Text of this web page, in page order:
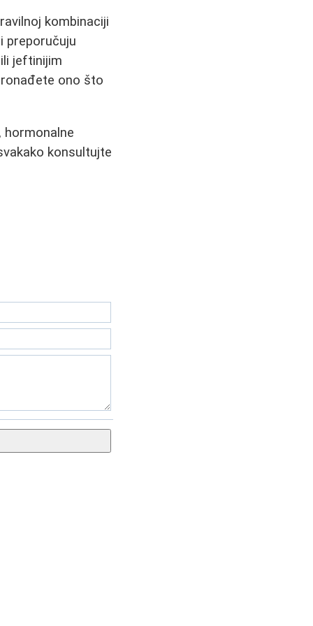
kombinaciji
preporučuju
jeftinijim
ono što
hormonalne
konsultujte